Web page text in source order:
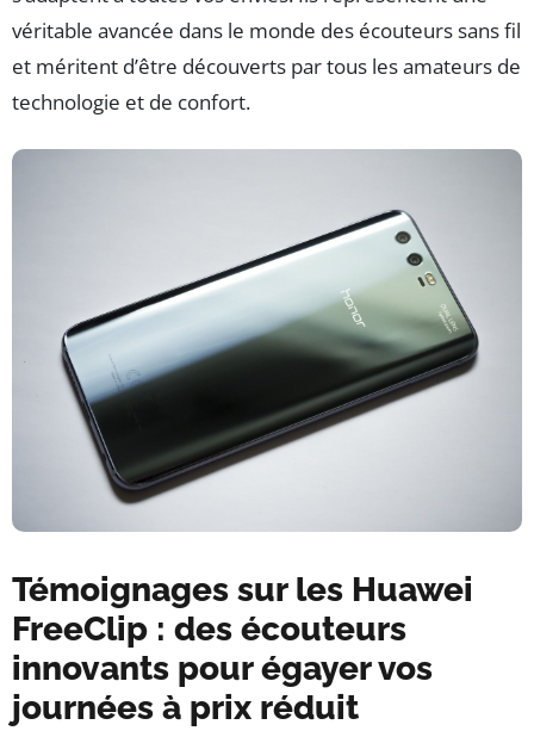
véritable avancée dans le monde des écouteurs sans fil
et méritent d’être découverts par tous les amateurs de
technologie et de confort.
Témoignages sur les Huawei
FreeClip : des écouteurs
innovants pour égayer vos
journées à prix réduit